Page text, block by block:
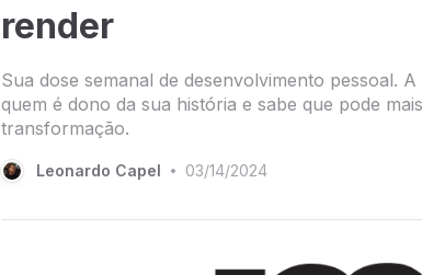
render
Sua dose semanal de desenvolvimento pessoal.
quem é dono da sua história e sabe que pode
transformação.
Leonardo Capel • 03/14/2024